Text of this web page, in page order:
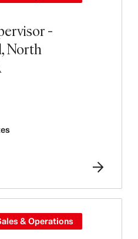
-
North
& Operations